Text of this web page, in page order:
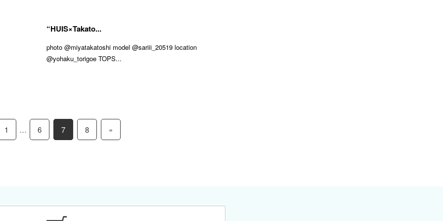
“HUIS×Takato...
photo @miyatakatoshi model @sariii_20519 location
@yohaku_torigoe TOPS...
1 … 6 7 8 »